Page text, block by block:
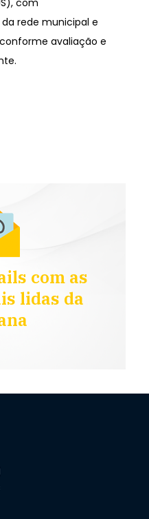
rede municipal e
avaliação e
com as
lidas da